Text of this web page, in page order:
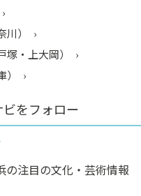
）
・上大岡）
をフォロー
の注目の文化・芸術情報